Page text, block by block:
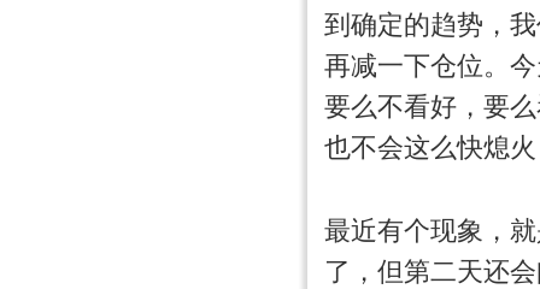
到确定的趋势，
再减一下仓位。
要么不看好，要
也不会这么快熄
最近有个现象，
了，但第二天还